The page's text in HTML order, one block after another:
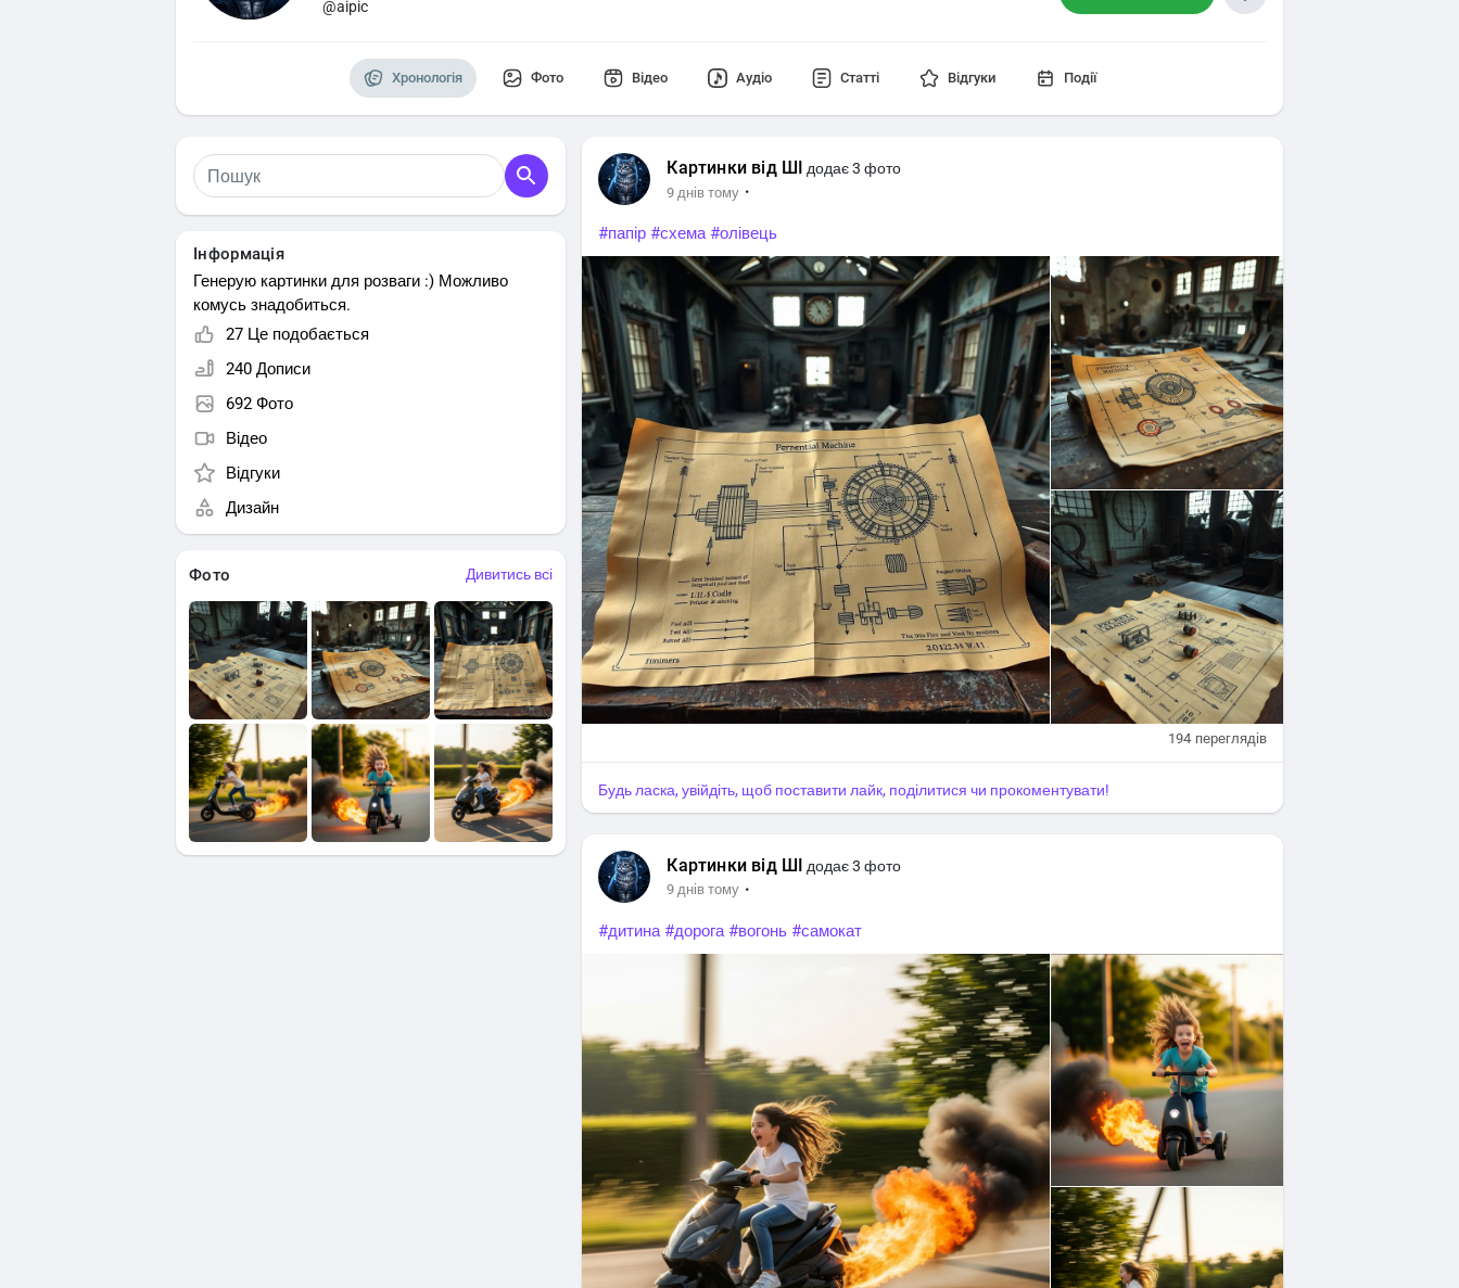
@aipic
Хронологія Фото Відео Аудіо Статті Відгуки Події
Інформація
Генерую картинки для розваги :) Можливо
комусь знадобиться.
27 Це подобається
240 Дописи
692 Фото
Відео
Відгуки
Дизайн
Фото Дивитись всі
Картинки від ШІ додає 3 фото
9 днів тому ·
#папір #схема #олівець
194 переглядів
Будь ласка, увійдіть, щоб поставити лайк, поділитися чи прокоментувати!
Картинки від ШІ додає 3 фото
9 днів тому ·
#дитина #дорога #вогонь #самокат